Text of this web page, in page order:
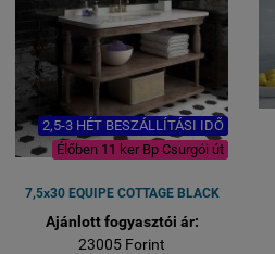
2,5-3 HÉT BESZÁLLÍTÁSI IDŐ
Élőben 11 ker Bp Csurgói út
7,5x30 EQUIPE COTTAGE BLACK
Ajánlott fogyasztói ár:
23005 Forint